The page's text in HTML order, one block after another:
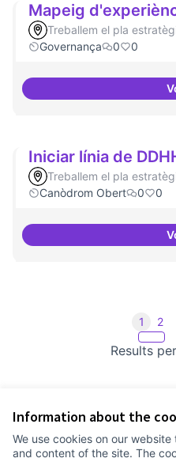
Information about the
We use cookies on our
and content of the site. The
Mapeig
Treballem el pla
Governança
0 0
Iniciar línia de
Treballem el pla
Canòdrom Obert
0 0
Results
1 2
Cookie settings
Comunitat Canòdrom at
(External link)
Comunitat Canòdrom at
(External link)
Comunitat Canòdrom at
(External link)